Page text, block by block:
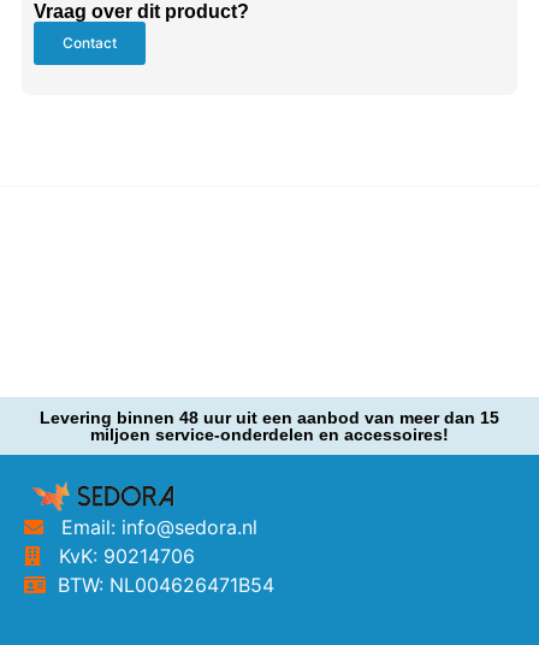
Vraag over dit product?
Contact
Levering binnen 48 uur uit een aanbod van meer dan 15
miljoen service-onderdelen en accessoires!
Email: info@sedora.nl
KvK: 90214706
BTW: NL004626471B54